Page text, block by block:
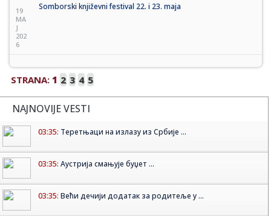
19
MA
J
202
6
Somborski književni festival 22. i 23. maja
STRANA: 1 2 3 4 5
NAJNOVIJE VESTI
03:35: Теретњаци на излазу из Србије ...
03:35: Аустрија смањује буџет ...
03:35: Већи дечији додатак за родитеље у ...